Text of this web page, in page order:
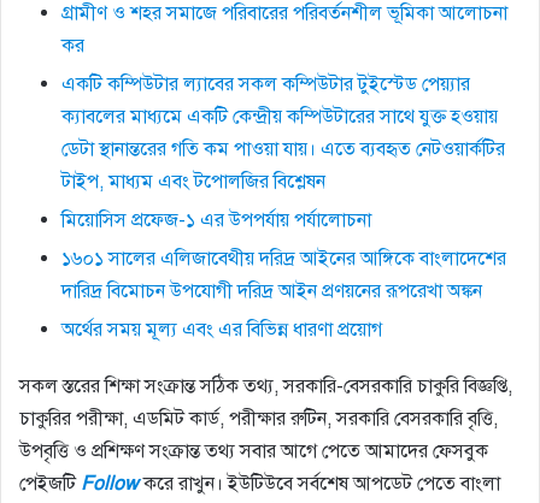
গ্রামীণ ও শহর সমাজে পরিবারের পরিবর্তনশীল ভূমিকা আলোচনা
কর
একটি কম্পিউটার ল্যাবের সকল কম্পিউটার টুইস্টেড পেয়্যার
ক্যাবলের মাধ্যমে একটি কেন্দ্রীয় কম্পিউটারের সাথে যুক্ত হওয়ায়
ডেটা স্থানান্তরের গতি কম পাওয়া যায়। এতে ব্যবহৃত নেটওয়ার্কটির
টাইপ, মাধ্যম এবং টপােলজির বিশ্লেষন
মিয়োসিস প্রফেজ-১ এর উপপর্যায় পর্যালোচনা
১৬০১ সালের এলিজাবেথীয় দরিদ্র আইনের আঙ্গিকে বাংলাদেশের
দারিদ্র বিমোচন উপযোগী দরিদ্র আইন প্রণয়নের রূপরেখা অঙ্কন
অর্থের সময় মূল্য এবং এর বিভিন্ন ধারণা প্রয়োগ
সকল স্তরের শিক্ষা সংক্রান্ত সঠিক তথ্য, সরকারি-বেসরকারি চাকুরি বিজ্ঞপ্তি,
চাকুরির পরীক্ষা, এডমিট কার্ড, পরীক্ষার রুটিন, সরকারি বেসরকারি বৃত্তি,
উপবৃত্তি ও প্রশিক্ষণ সংক্রান্ত তথ্য সবার আগে পেতে আমাদের ফেসবুক
পেইজটি Followকরে রাখুন। ইউটিউবে সর্বশেষ আপডেট পেতে বাংলা